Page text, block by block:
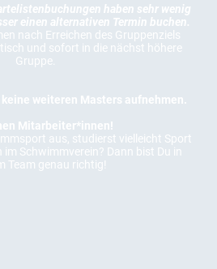
haben sehr wenig
einen alternativen Termin buchen.
nach Erreichen des Gruppenziels
und sofort in die nächst höhere
Gruppe.
weiteren Masters aufnehmen.
Mitarbeiter*innen!
aus, studierst vielleicht Sport
Schwimmverein? Dann bist Du in
Team genau richtig!